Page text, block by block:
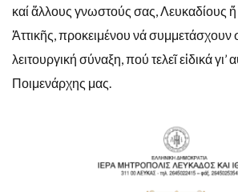
καί ἄλλους γνωστούς σας, Λευκαδίους ἤ
Ἀττικῆς, προκειμένου νά συμμετάσχουν
λειτουργική σύναξη, πού τελεῖ εἰδικά γι’
Ποιμενάρχης μας.